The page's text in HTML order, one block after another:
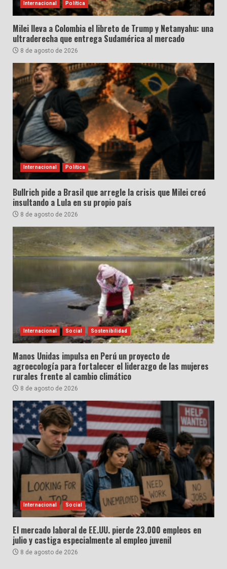
Internacional Política
Milei lleva a Colombia el libreto de Trump y Netanyahu: una
ultraderecha que entrega Sudamérica al mercado
8 de agosto de 2026
Internacional Política
Bullrich pide a Brasil que arregle la crisis que Milei creó
insultando a Lula en su propio país
8 de agosto de 2026
Internacional Social Sostenibilidad
Manos Unidas impulsa en Perú un proyecto de
agroecología para fortalecer el liderazgo de las mujeres
rurales frente al cambio climático
8 de agosto de 2026
Internacional Social
El mercado laboral de EE.UU. pierde 23.000 empleos en
julio y castiga especialmente al empleo juvenil
8 de agosto de 2026